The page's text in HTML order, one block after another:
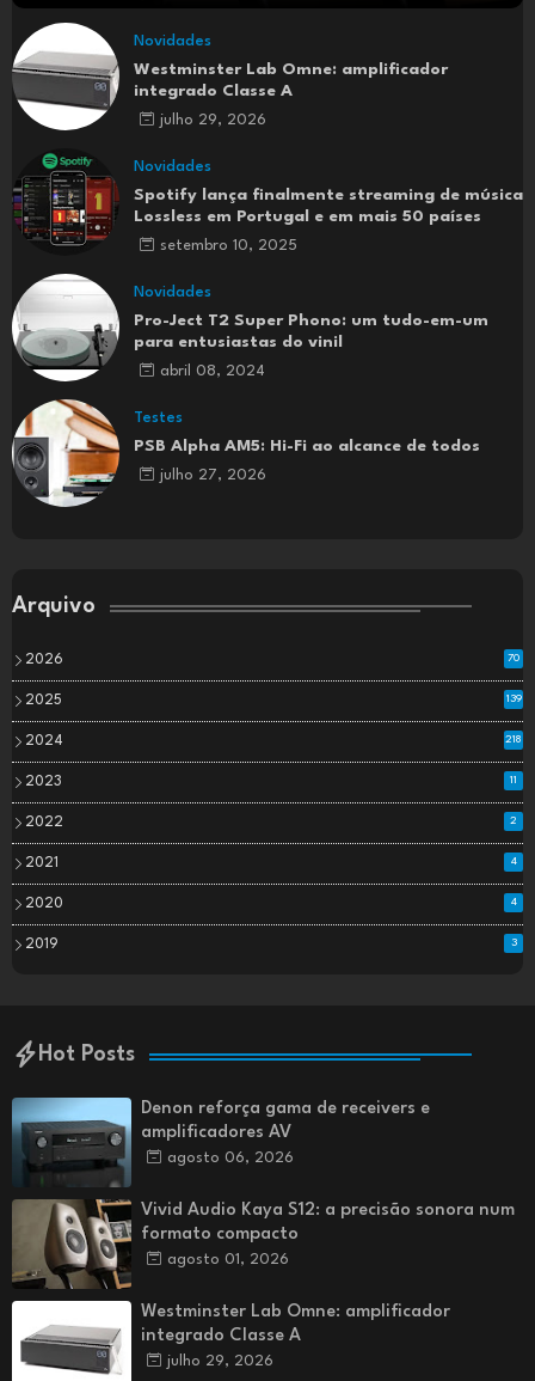
Novidades
Westminster Lab Omne: amplificador
integrado Classe A
julho 29, 2026
Novidades
Spotify lança finalmente streaming de música
Lossless em Portugal e em mais 50 países
setembro 10, 2025
Novidades
Pro-Ject T2 Super Phono: um tudo-em-um
para entusiastas do vinil
abril 08, 2024
Testes
PSB Alpha AM5: Hi-Fi ao alcance de todos
julho 27, 2026
Arquivo
2026 70
2025 139
2024 218
2023 11
2022 2
2021 4
2020 4
2019 3
Hot Posts
Denon reforça gama de receivers e
amplificadores AV
agosto 06, 2026
Vivid Audio Kaya S12: a precisão sonora num
formato compacto
agosto 01, 2026
Westminster Lab Omne: amplificador
integrado Classe A
julho 29, 2026